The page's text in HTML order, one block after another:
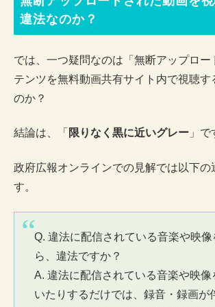
違法なのか？
では、一つ疑問なのは「無断アップロー
テンツを無料動画共有サイト内で視聴す
のか？
結論は、「 限りなく黒に近いグレー 」で
政府広報オンラインでの見解では以下の
す。
Q. 違法に配信されている音楽や映像
ら、違法ですか？
A. 違法に配信されている音楽や映像
いたりするだけでは、録音・録画が